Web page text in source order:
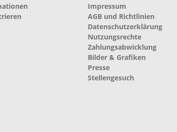
Impressum
AGB und Richtlinien
Datenschutzerklärung
Nutzungsrechte
Zahlungsabwicklung
Bilder & Grafiken
Presse
Stellengesuch